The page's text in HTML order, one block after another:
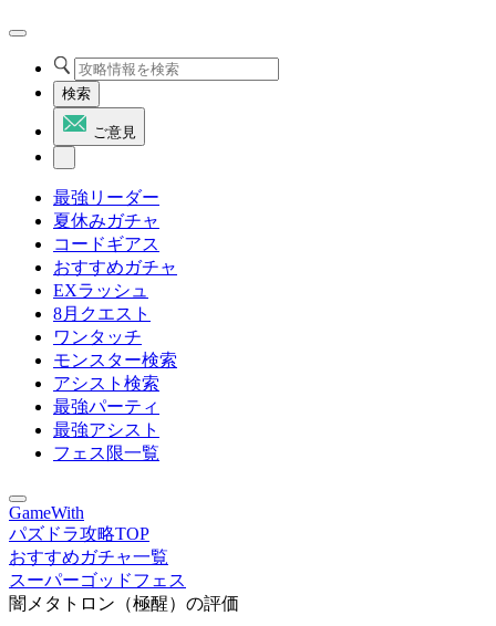
検索
ご意見
最強リーダー
夏休みガチャ
コードギアス
おすすめガチャ
EXラッシュ
8月クエスト
ワンタッチ
モンスター検索
アシスト検索
最強パーティ
最強アシスト
フェス限一覧
GameWith
パズドラ攻略TOP
おすすめガチャ一覧
スーパーゴッドフェス
闇メタトロン（極醒）の評価